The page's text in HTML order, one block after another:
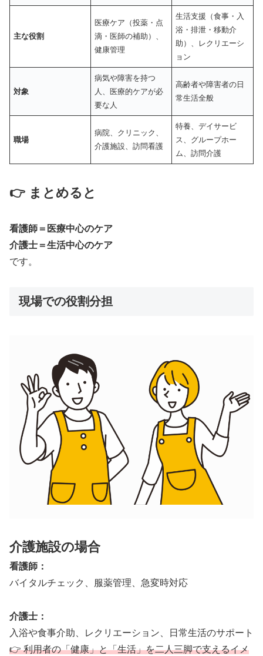
主な役割
医療ケア（投薬・点
滴・医師の補助）、
健康管理
生活支援（食事・入
浴・排泄・移動介
助）、レクリエーシ
ョン
対象
病気や障害を持つ
人、医療的ケアが必
要な人
高齢者や障害者の日
常生活全般
職場
病院、クリニック、
介護施設、訪問看護
特養、デイサービ
ス、グループホー
ム、訪問介護
👉 まとめると
看護師＝医療中心のケア
介護士＝生活中心のケア
です。
現場での役割分担
介護施設の場合
看護師：
バイタルチェック、服薬管理、急変時対応
介護士：
入浴や食事介助、レクリエーション、日常生活のサポート
👉 利用者の「健康」と「生活」を二人三脚で支えるイメ